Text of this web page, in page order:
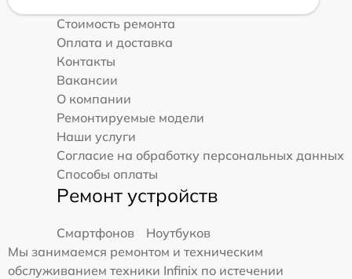
Стоимость ремонта
Оплата и доставка
Контакты
Вакансии
О компании
Ремонтируемые модели
Наши услуги
Согласие на обработку персональных данных
Способы оплаты
Ремонт устройств
Смартфонов
Ноутбуков
Мы занимаемся ремонтом и техническим
обслуживанием техники Infinix по истечении